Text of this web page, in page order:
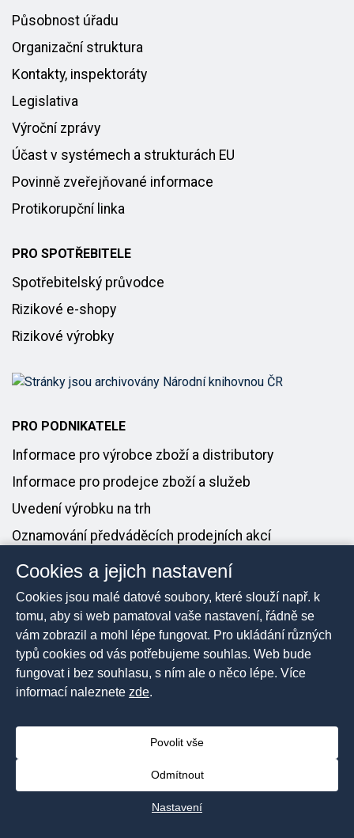
Působnost úřadu
Organizační struktura
Kontakty, inspektoráty
Legislativa
Výroční zprávy
Účast v systémech a strukturách EU
Povinně zveřejňované informace
Protikorupční linka
PRO SPOTŘEBITELE
Spotřebitelský průvodce
Rizikové e-shopy
Rizikové výrobky
PRO PODNIKATELE
Informace pro výrobce zboží a distributory
Informace pro prodejce zboží a služeb
Uvedení výrobku na trh
Oznamování předváděcích prodejních akcí
PRO MÉDIA
Tiskové zprávy
Kontakt pro média
vyhrazena
Mapa stránek
Cookies a jejich nastavení
Cookies jsou malé datové soubory, které slouží např. k
tomu, aby si web pamatoval vaše nastavení, řádně se
vám zobrazil a mohl lépe fungovat. Pro ukládání různých
typů cookies od vás potřebujeme souhlas. Web bude
fungovat i bez souhlasu, s ním ale o něco lépe. Více
informací naleznete zde.
Povolit vše
Odmítnout
Nastavení